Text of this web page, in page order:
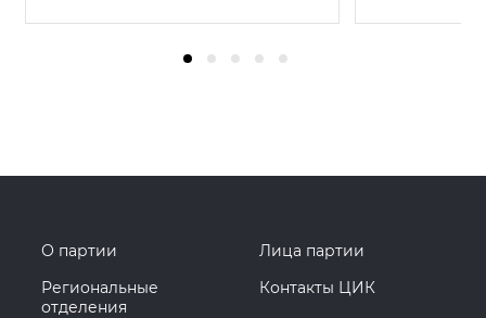
О партии
Лица партии
Региональные
отделения
Контакты ЦИК